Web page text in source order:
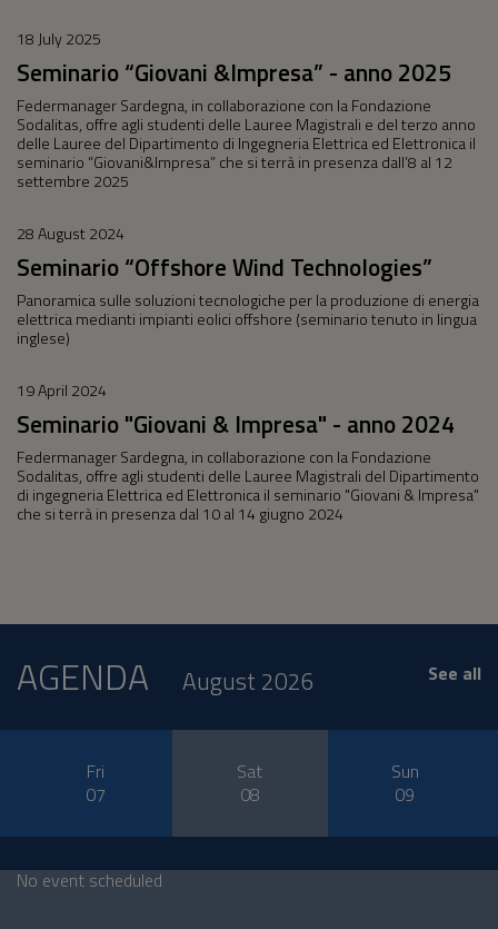
18 July 2025
Seminario “Giovani &Impresa” - anno 2025
Federmanager Sardegna, in collaborazione con la Fondazione
Sodalitas, offre agli studenti delle Lauree Magistrali e del terzo anno
delle Lauree del Dipartimento di Ingegneria Elettrica ed Elettronica il
seminario “Giovani&Impresa” che si terrà in presenza dall’8 al 12
settembre 2025
28 August 2024
Seminario “Offshore Wind Technologies”
Panoramica sulle soluzioni tecnologiche per la produzione di energia
elettrica medianti impianti eolici offshore (seminario tenuto in lingua
inglese)
19 April 2024
Seminario "Giovani & Impresa" - anno 2024
Federmanager Sardegna, in collaborazione con la Fondazione
Sodalitas, offre agli studenti delle Lauree Magistrali del Dipartimento
di ingegneria Elettrica ed Elettronica il seminario "Giovani & Impresa"
che si terrà in presenza dal 10 al 14 giugno 2024
AGENDA August 2026 See all
Fri
07
Sat
08
Sun
09
No event scheduled